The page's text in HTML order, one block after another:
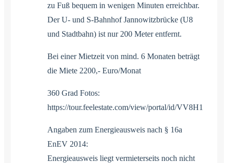
zu Fuß bequem in wenigen Minuten erreichbar.
Der U- und S-Bahnhof Jannowitzbrücke (U8
und Stadtbahn) ist nur 200 Meter entfernt.
Bei einer Mietzeit von mind. 6 Monaten beträgt
die Miete 2200,- Euro/Monat
360 Grad Fotos:
https://tour.feelestate.com/view/portal/id/VV8H1
Angaben zum Energieausweis nach § 16a
EnEV 2014:
Energieausweis liegt vermieterseits noch nicht